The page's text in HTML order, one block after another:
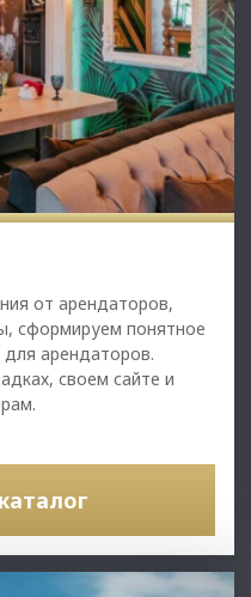
от арендаторов,
сформируем понятное
арендаторов.
своем сайте и